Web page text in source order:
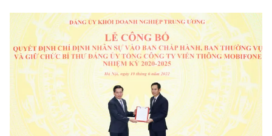
VTV9 VTV8
Liên hệ tòa soạn English
THỜI BÁO VTV